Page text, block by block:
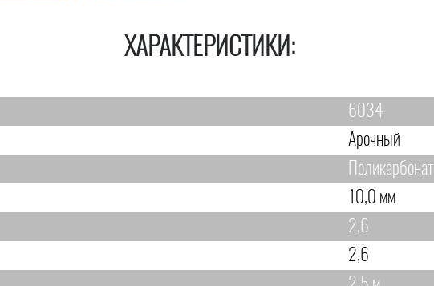
ХАРАКТЕРИСТИКИ:
6034
Арочный
Поликарбонат
10,0 мм
2,6
2,6